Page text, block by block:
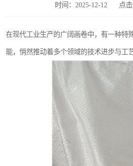
时间：2025-12-12 点
在现代工业生产的广阔画卷中，有一种特
能，悄然推动着多个领域的技术进步与工
抑
氢氧化镁